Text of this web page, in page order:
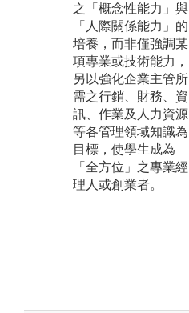
之「概念性能力」與
「人際關係能力」的
培養，而非僅強調某
項專業或技術能力，
另以強化企業主管所
需之行銷、財務、資
訊、作業及人力資源
等各管理領域知識為
目標，使學生成為
「全方位」之專業經
理人或創業者。